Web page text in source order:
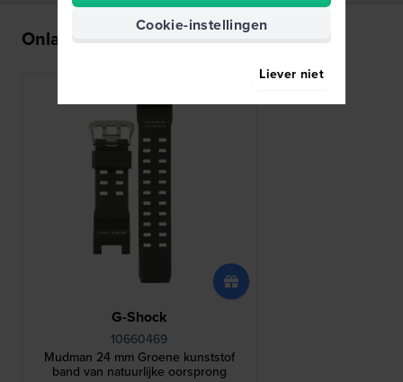
Onlangs bekeken
G-Shock
10660469
Mudman 24 mm Groene kunststof
band van natuurlijke oorsprong
Cookie-instellingen
Liever niet